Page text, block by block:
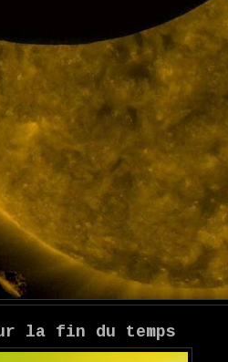
la fin du temps